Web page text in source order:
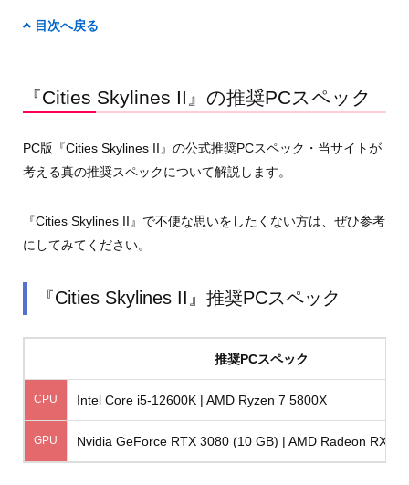
目次へ戻る
『Cities Skylines II』の推奨PCスペック
PC版『Cities Skylines II』の公式推奨PCスペック・当サイトが
考える真の推奨スペックについて解説します。
『Cities Skylines II』で不便な思いをしたくない方は、ぜひ参考
にしてみてください。
『Cities Skylines II』推奨PCスペック
推奨PCスペック
CPU Intel Core i5-12600K | AMD Ryzen 7 5800X
GPU Nvidia GeForce RTX 3080 (10 GB) | AMD Radeon RX